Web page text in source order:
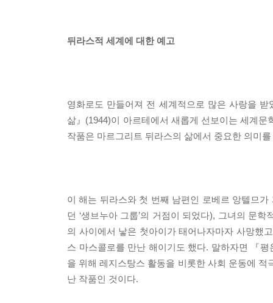
뒤라스적 세계에 대한 예고
영화로도 만들어져 전 세계적으로 많은 사랑을
삶』(1944)이 아르테에서 새롭게 선보이는 세계문
작품은 마르그리트 뒤라스의 삶에서 중요한 의미
이 해는 뒤라스와 첫 번째 남편인 로베르 앙텔므
던 ‘생브누아 그룹’의 거점이 되었다), 그녀의 문
의 사이에서 낳은 첫아이가 태어나자마자 사망했
스 마스콜로를 만난 해이기도 했다. 말하자면 『
을 위해 레지스탕스 활동을 비롯한 사회 운동에
난 작품인 것이다.